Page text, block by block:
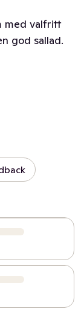
med valfritt
god sallad.